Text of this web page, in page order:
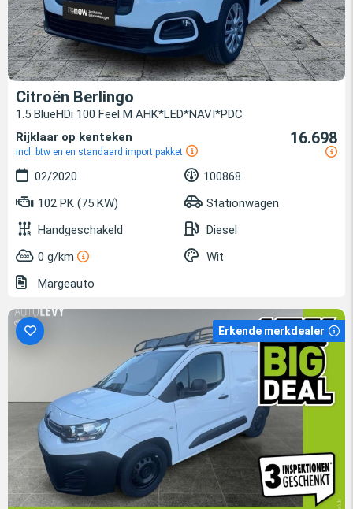
Citroën Berlingo
1.5 BlueHDi 100 Feel M AHK*LED*NAVI*PDC
Rijklaar op kenteken
incl. btw en en standaard import pakket
16.698
02/2020
100868
102 PK (75 KW)
Stationwagen
Handgeschakeld
Diesel
0 g/km
Wit
Margeauto
Erkende merkdealer